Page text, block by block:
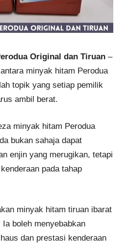
Original dan Tiruan –
minyak hitam Perodua
topik yang setiap pemilik
ambil berat.
minyak hitam Perodua
bukan sahaja dapat
enjin yang merugikan, tetapi
pada tahap
minyak hitam tiruan ibarat
Ia boleh menyebabkan
dan prestasi kenderaan